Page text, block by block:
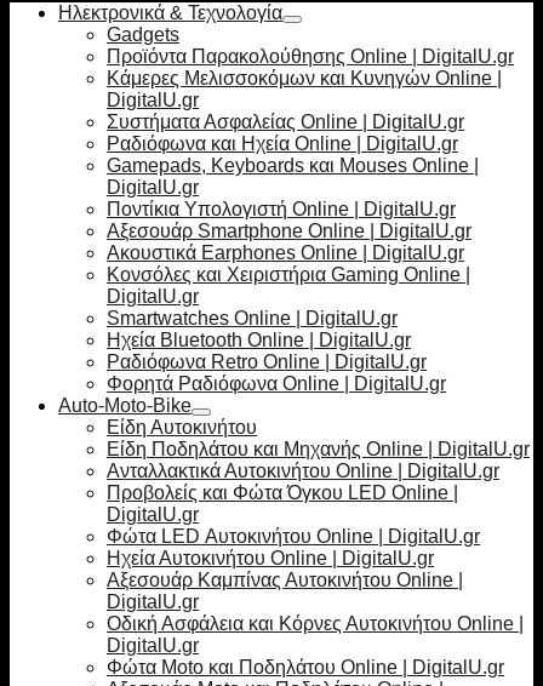
Ηλεκτρονικά & Τεχνολογία
Gadgets
Προϊόντα Παρακολούθησης Online | DigitalU.gr
Κάμερες Μελισσοκόμων και Κυνηγών Online |
DigitalU.gr
Συστήματα Ασφαλείας Online | DigitalU.gr
Ραδιόφωνα και Ηχεία Online | DigitalU.gr
Gamepads, Keyboards και Mouses Online |
DigitalU.gr
Ποντίκια Υπολογιστή Online | DigitalU.gr
Αξεσουάρ Smartphone Online | DigitalU.gr
Ακουστικά Earphones Online | DigitalU.gr
Κονσόλες και Χειριστήρια Gaming Online |
DigitalU.gr
Smartwatches Online | DigitalU.gr
Ηχεία Bluetooth Online | DigitalU.gr
Ραδιόφωνα Retro Online | DigitalU.gr
Φορητά Ραδιόφωνα Online | DigitalU.gr
Auto-Moto-Bike
Είδη Αυτοκινήτου
Είδη Ποδηλάτου και Μηχανής Online | DigitalU.gr
Ανταλλακτικά Αυτοκινήτου Online | DigitalU.gr
Προβολείς και Φώτα Όγκου LED Online |
DigitalU.gr
Φώτα LED Αυτοκινήτου Online | DigitalU.gr
Ηχεία Αυτοκινήτου Online | DigitalU.gr
Αξεσουάρ Καμπίνας Αυτοκινήτου Online |
DigitalU.gr
Οδική Ασφάλεια και Κόρνες Αυτοκινήτου Online |
DigitalU.gr
Φώτα Moto και Ποδηλάτου Online | DigitalU.gr